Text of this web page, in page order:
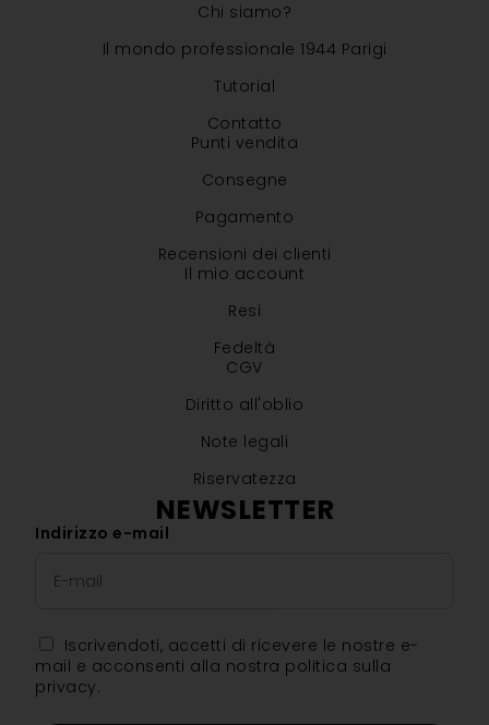
Chi siamo?
Il mondo professionale 1944 Parigi
Tutorial
Contatto
Punti vendita
Consegne
Pagamento
Recensioni dei clienti
Il mio account
Resi
Fedeltà
CGV
Diritto all'oblio
Note legali
Riservatezza
NEWSLETTER
Indirizzo e-mail
Iscrivendoti, accetti di ricevere le nostre e-
mail e acconsenti alla nostra politica sulla
privacy.